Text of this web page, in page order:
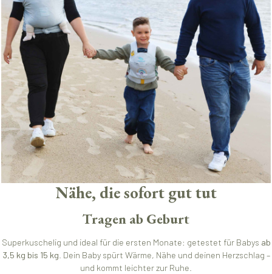
Nähe, die sofort gut tut
Tragen ab Geburt
Superkuschelig und ideal für die ersten Monate: getestet für Babys ab
3,5 kg bis 15 kg . Dein Baby spürt Wärme, Nähe und deinen Herzschlag –
und kommt leichter zur Ruhe.